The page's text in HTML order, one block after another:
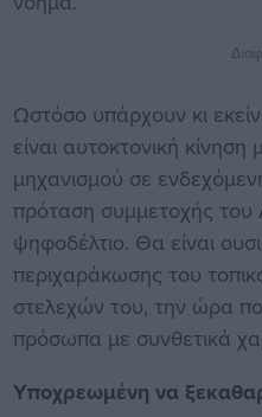
Ωστόσο υπάρχουν κι
είναι αυτοκτονική
μηχανισμού σε
πρόταση συμμετοχής του
ψηφοδέλτιο. Θα είναι
περιχαράκωσης του
στελεχών του, την ώρα
πρόσωπα με συνθετικά
Υποχρεωμένη να